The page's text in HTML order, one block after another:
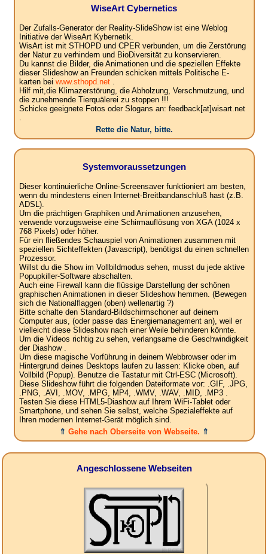
WiseArt Cybernetics
Der Zufalls-Generator der Reality-SlideShow ist eine Weblog
Initiative der WiseArt Kybernetik.
WisArt ist mit STHOPD und CPER verbunden, um die Zerstörung
der Natur zu verhindern und BioDiversität zu konservieren.
Du kannst die Bilder, die Animationen und die speziellen Effekte
dieser Slideshow an Freunden schicken mittels Politische E-
karten bei www.sthopd.net.
Hilf mit,die Klimazerstörung, die Abholzung, Verschmutzung, und
die zunehmende Tierquälerei zu stoppen !!!
Schicke geeignete Fotos oder Slogans an: feedback[at]wisart.net
.
Rette die Natur, bitte.
Systemvoraussetzungen
Dieser kontinuierliche Online-Screensaver funktioniert am besten,
wenn du mindestens einen Internet-Breitbandanschluß hast (z.B.
ADSL).
Um die prächtigen Graphiken und Animationen anzusehen,
verwende vorzugsweise eine Schirmauflösung von XGA (1024 x
768 Pixels) oder höher.
Für ein fließendes Schauspiel von Animationen zusammen mit
speziellen Sichteffekten (Javascript), benötigst du einen schnellen
Prozessor.
Willst du die Show im Vollbildmodus sehen, musst du jede aktive
Popupkiller-Software abschalten.
Auch eine Firewall kann die flüssige Darstellung der schönen
graphischen Animationen in dieser Slideshow hemmen. (Bewegen
sich die Nationalflaggen (oben) wellenartig ?)
Bitte schalte den Standard-Bildschirmschoner auf deinem
Computer aus, (oder passe das Energiemanagement an), weil er
vielleicht diese Slideshow nach einer Weile behinderen könnte.
Um die Videos richtig zu sehen, verlangsame die Geschwindigkeit
der Diashow .
Um diese magische Vorführung in deinem Webbrowser oder im
Hintergrund deines Desktops laufen zu lassen: Klicke oben, auf
Vollbild (Popup). Benutze die Tastatur mit Ctrl-ESC (Microsoft).
Diese Slideshow führt die folgenden Dateiformate vor: .GIF, .JPG,
.PNG, .AVI, .MOV, .MPG, MP4, .WMV, .WAV, .MID, .MP3 .
Testen Sie diese HTML5-Diashow auf Ihrem WiFi-Tablet oder
Smartphone, und sehen Sie selbst, welche Spezialeffekte auf
Ihren modernen Internet-Gerät möglich sind.
⇑ Gehe nach Oberseite von Webseite. ⇑
Angeschlossene Webseiten